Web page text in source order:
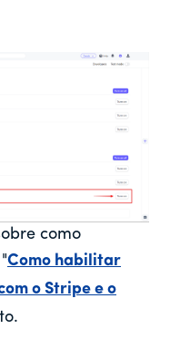
como
Como habilitar
o Stripe e o